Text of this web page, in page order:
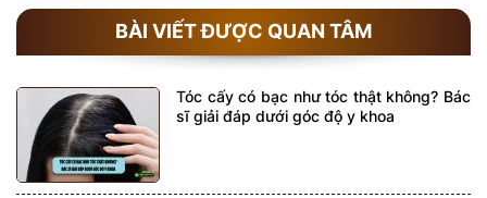
BÀI VIẾT ĐƯỢC QUAN TÂM
Tóc cấy có bạc như tóc thật không? Bác
sĩ giải đáp dưới góc độ y khoa